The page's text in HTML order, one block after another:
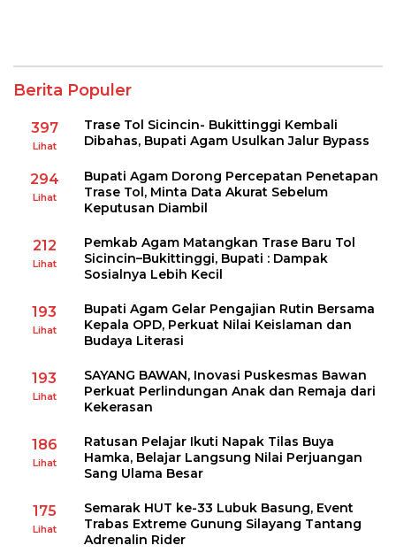
Berita Populer
397
Lihat
Trase Tol Sicincin- Bukittinggi Kembali
Dibahas, Bupati Agam Usulkan Jalur Bypass
294
Lihat
Bupati Agam Dorong Percepatan Penetapan
Trase Tol, Minta Data Akurat Sebelum
Keputusan Diambil
212
Lihat
Pemkab Agam Matangkan Trase Baru Tol
Sicincin–Bukittinggi, Bupati : Dampak
Sosialnya Lebih Kecil
193
Lihat
Bupati Agam Gelar Pengajian Rutin Bersama
Kepala OPD, Perkuat Nilai Keislaman dan
Budaya Literasi
193
Lihat
SAYANG BAWAN, Inovasi Puskesmas Bawan
Perkuat Perlindungan Anak dan Remaja dari
Kekerasan
186
Lihat
Ratusan Pelajar Ikuti Napak Tilas Buya
Hamka, Belajar Langsung Nilai Perjuangan
Sang Ulama Besar
175
Lihat
Semarak HUT ke-33 Lubuk Basung, Event
Trabas Extreme Gunung Silayang Tantang
Adrenalin Rider